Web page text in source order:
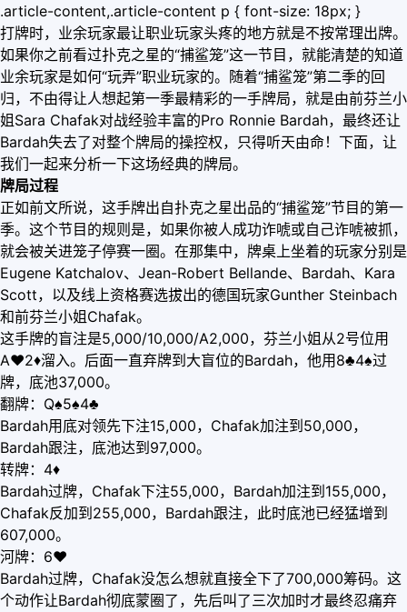
.article-content,.article-content p { font-size: 18px; }
打牌时，业余玩家最让职业玩家头疼的地方就是不按常理出牌。
如果你之前看过扑克之星的“捕鲨笼”这一节目，就能清楚的知道
业余玩家是如何“玩弄”职业玩家的。随着“捕鲨笼”第二季的回
归，不由得让人想起第一季最精彩的一手牌局，就是由前芬兰小
姐Sara Chafak对战经验丰富的Pro Ronnie Bardah，最终还让
Bardah失去了对整个牌局的操控权，只得听天由命！下面，让
我们一起来分析一下这场经典的牌局。
牌局过程
正如前文所说，这手牌出自扑克之星出品的“捕鲨笼”节目的第一
季。这个节目的规则是，如果你被人成功诈唬或自己诈唬被抓，
就会被关进笼子停赛一圈。在那集中，牌桌上坐着的玩家分别是
Eugene Katchalov、Jean-Robert Bellande、Bardah、Kara
Scott，以及线上资格赛选拔出的德国玩家Gunther Steinbach
和前芬兰小姐Chafak。
这手牌的盲注是5,000/10,000/A2,000，芬兰小姐从2号位用
A♥2♦溜入。后面一直弃牌到大盲位的Bardah，他用8♣4♠过
牌，底池37,000。
翻牌：Q♠5♠4♣
Bardah用底对领先下注15,000，Chafak加注到50,000，
Bardah跟注，底池达到97,000。
转牌：4♦
Bardah过牌，Chafak下注55,000，Bardah加注到155,000，
Chafak反加到255,000，Bardah跟注，此时底池已经猛增到
607,000。
河牌：6♥
Bardah过牌，Chafak没怎么想就直接全下了700,000筹码。这
个动作让Bardah彻底蒙圈了，先后叫了三次加时才最终忍痛弃